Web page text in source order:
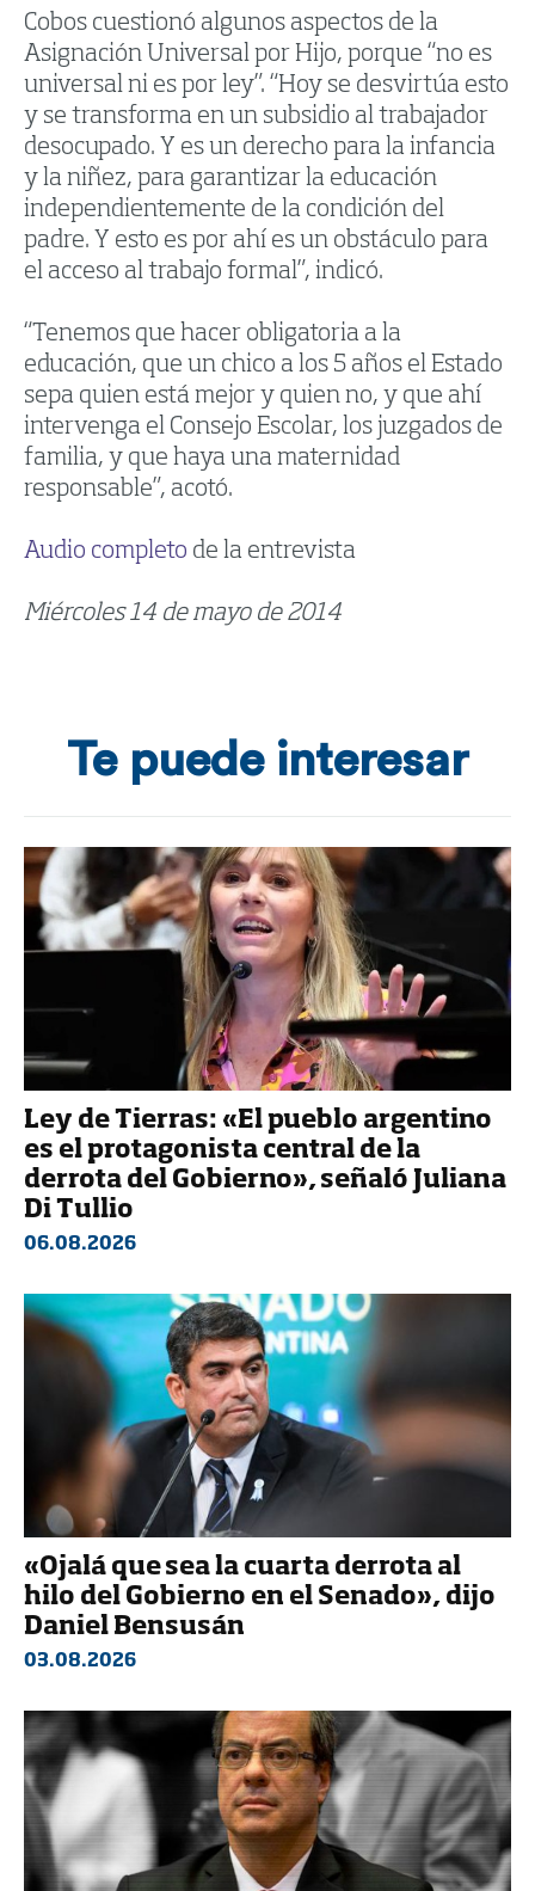
Cobos cuestionó algunos aspectos de la
Asignación Universal por Hijo, porque “no es
universal ni es por ley”. “Hoy se desvirtúa esto
y se transforma en un subsidio al trabajador
desocupado. Y es un derecho para la infancia
y la niñez, para garantizar la educación
independientemente de la condición del
padre. Y esto es por ahí es un obstáculo para
el acceso al trabajo formal”, indicó.
“Tenemos que hacer obligatoria a la
educación, que un chico a los 5 años el Estado
sepa quien está mejor y quien no, y que ahí
intervenga el Consejo Escolar, los juzgados de
familia, y que haya una maternidad
responsable”, acotó.
Audio completo de la entrevista
Miércoles 14 de mayo de 2014
Te puede interesar
Ley de Tierras: «El pueblo argentino
es el protagonista central de la
derrota del Gobierno», señaló Juliana
Di Tullio
06.08.2026
«Ojalá que sea la cuarta derrota al
hilo del Gobierno en el Senado», dijo
Daniel Bensusán
03.08.2026